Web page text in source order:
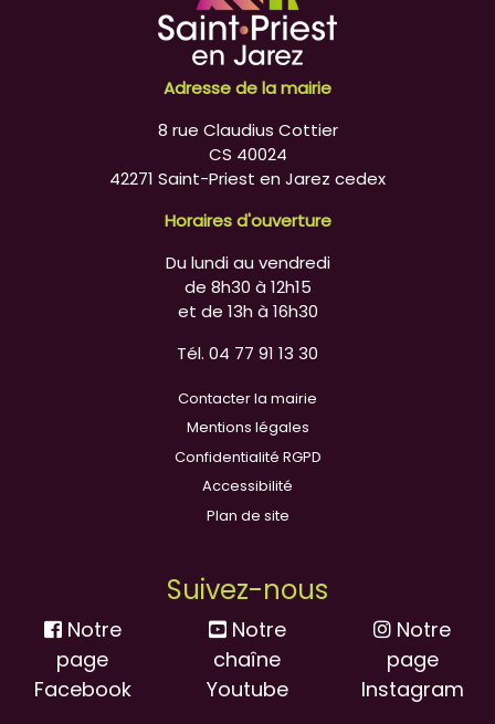
Adresse de la mairie
8 rue Claudius Cottier
CS 40024
42271 Saint-Priest en Jarez cedex
Horaires d'ouverture
Du lundi au vendredi
de 8h30 à 12h15
et de 13h à 16h30
Tél. 04 77 91 13 30
Contacter la mairie
Mentions légales
Confidentialité RGPD
Accessibilité
Plan de site
Suivez-nous
Notre
page
Facebook
Notre
chaîne
Youtube
Notre
page
Instagram